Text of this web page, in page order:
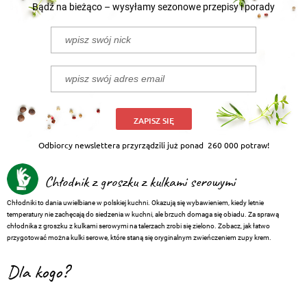
Bądź na bieżąco – wysyłamy sezonowe przepisy i porady
ZAPISZ SIĘ
Odbiorcy newslettera przyrządzili już ponad 260 000 potraw!
Chłodnik z groszku z kulkami serowymi
Chłodniki to dania uwielbiane w polskiej kuchni. Okazują się wybawieniem, kiedy letnie
temperatury nie zachęcają do siedzenia w kuchni, ale brzuch domaga się obiadu. Za sprawą
chłodnika z groszku z kulkami serowymi na talerzach zrobi się zielono. Zobacz, jak łatwo
przygotować można kulki serowe, które staną się oryginalnym zwieńczeniem zupy krem.
Dla kogo?